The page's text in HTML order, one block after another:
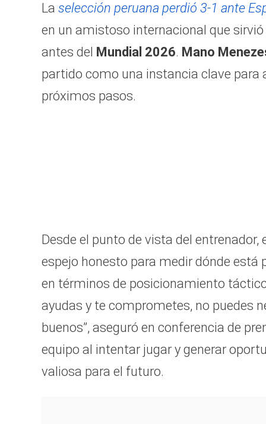
La selección peruana perdió 3-1 ante
en un amistoso internacional que
antes del Mundial 2026. Mano
partido como una instancia clave para
próximos pasos.
Desde el punto de vista del
espejo honesto para medir dónde está
en términos de posicionamiento
ayudas y te comprometes, no puedes
buenos”, aseguró en conferencia de
equipo al intentar jugar y generar
valiosa para el futuro.